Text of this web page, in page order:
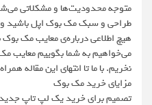
متوجه محدودیت‌ها و مشکلاتی
طراحی و سبک مک بوک اپل باشید و
هیچ اطلاعی درباره‌ی معایب مک بوک
نخریم. با ما تا انتهای این مقاله
مزایای خرید مک بوک
تصمیم برای خرید یک لپ تاپ